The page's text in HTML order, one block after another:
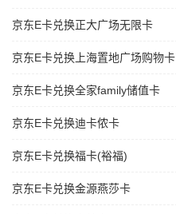
京东E卡兑换正大广场无限卡
京东E卡兑换上海置地广场购物卡
京东E卡兑换全家family储值卡
京东E卡兑换迪卡侬卡
京东E卡兑换福卡(裕福)
京东E卡兑换金源燕莎卡